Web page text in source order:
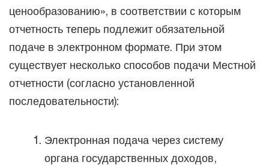
ценообразованию», в соответствии с которым
отчетность теперь подлежит обязательной
подаче в электронном формате. При этом
существует несколько способов подачи Местной
отчетности (согласно установленной
последовательности):
Электронная подача через систему
органа государственных доходов,